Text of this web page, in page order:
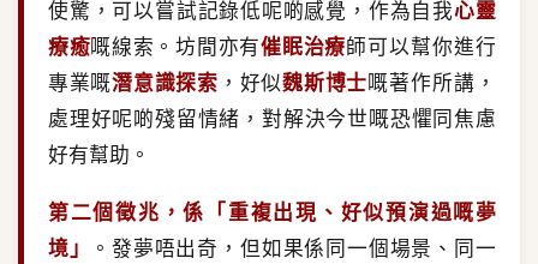
使驚，可以嘗試記錄低呢啲感覺，作為自我心靈
療癒嘅線索。坊間亦有催眠治療師可以幫你進行
專業嘅潛意識探索 ，好似魏斯博士嘅著作所講，
處理好呢啲殘留情緒，對解決今世嘅恐懼同焦慮
好有幫助。
第二個徵兆，係「重複出現、好似預演過嘅夢
境」
。發夢唔出奇，但如果係同一個場景、同一